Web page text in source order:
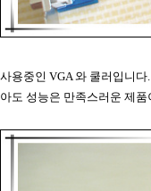
사용중인 VGA 와 쿨러입니
아도 성능은 만족스러운 제품